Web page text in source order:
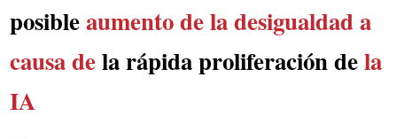
posibleaumento de la desigualdad a
causa dela rápida proliferación dela
IA